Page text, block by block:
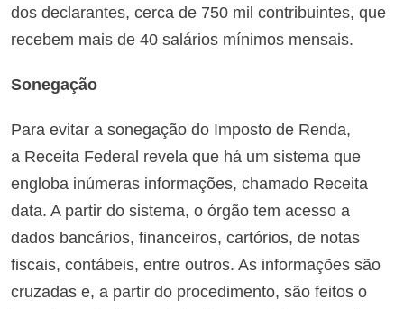
dos declarantes, cerca de 750 mil contribuintes, que
recebem mais de 40 salários mínimos mensais.
Sonegação
Para evitar a sonegação do Imposto de Renda,
a Receita Federal revela que há um sistema que
engloba inúmeras informações, chamado Receita
data. A partir do sistema, o órgão tem acesso a
dados bancários, financeiros, cartórios, de notas
fiscais, contábeis, entre outros. As informações são
cruzadas e, a partir do procedimento, são feitos o